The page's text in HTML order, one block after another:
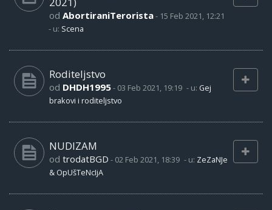
od AbortiraniTerorista- 15 Feb 2021, 12:21
- u: Scena
Roditeljstvo
od DHDH1995- 03 Feb 2021, 19:19 - u: Gej
brakovi i roditeljstvo
NUDIZAM
od trodatBGD - 02 Feb 2021, 18:39 - u: ZeZaNJe
& OpUšTeNcIjA